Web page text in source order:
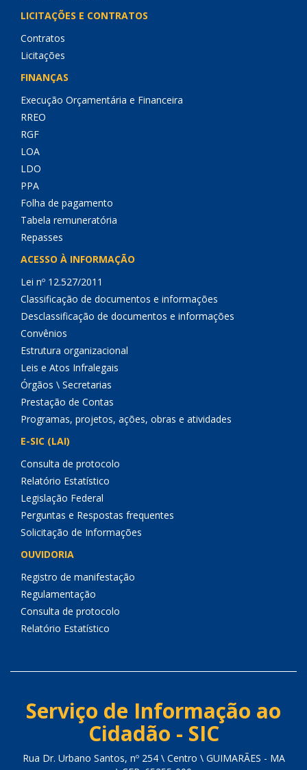
LICITAÇÕES E CONTRATOS
Contratos
Licitações
FINANÇAS
Execução Orçamentária e Financeira
RREO
RGF
LOA
LDO
PPA
Folha de pagamento
Tabela remuneratória
Repasses
ACESSO À INFORMAÇÃO
Lei nº 12.527/2011
Classificação de documentos e informações
Desclassificação de documentos e informações
Convênios
Estrutura organizacional
Leis e Atos Infralegais
Órgãos \ Secretarias
Prestação de Contas
Programas, projetos, ações, obras e atividades
E-SIC (LAI)
Consulta de protocolo
Relatório Estatístico
Legislação Federal
Perguntas e Respostas frequentes
Solicitação de Informações
OUVIDORIA
Registro de manifestação
Regulamentação
Consulta de protocolo
Relatório Estatístico
Serviço de Informação ao
Cidadão - SIC
Rua Dr. Urbano Santos, nº 254 \ Centro \ GUIMARÃES - MA